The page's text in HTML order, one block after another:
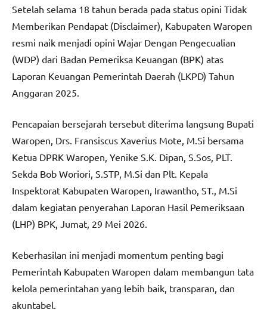
Setelah selama 18 tahun berada pada status opini Tidak
Memberikan Pendapat (Disclaimer), Kabupaten Waropen
resmi naik menjadi opini Wajar Dengan Pengecualian
(WDP) dari Badan Pemeriksa Keuangan (BPK) atas
Laporan Keuangan Pemerintah Daerah (LKPD) Tahun
Anggaran 2025.
Pencapaian bersejarah tersebut diterima langsung Bupati
Waropen, Drs. Fransiscus Xaverius Mote, M.Si bersama
Ketua DPRK Waropen, Yenike S.K. Dipan, S.Sos, PLT.
Sekda Bob Woriori, S.STP, M.Si dan Plt. Kepala
Inspektorat Kabupaten Waropen, Irawantho, ST., M.Si
dalam kegiatan penyerahan Laporan Hasil Pemeriksaan
(LHP) BPK, Jumat, 29 Mei 2026.
Keberhasilan ini menjadi momentum penting bagi
Pemerintah Kabupaten Waropen dalam membangun tata
kelola pemerintahan yang lebih baik, transparan, dan
akuntabel.